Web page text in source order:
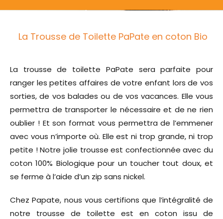
La Trousse de Toilette PaPate en coton Bio
La trousse de toilette PaPate sera parfaite pour
ranger les petites affaires de votre enfant lors de vos
sorties, de vos balades ou de vos vacances. Elle vous
permettra de transporter le nécessaire et de ne rien
oublier ! Et son format vous permettra de l’emmener
avec vous n’importe où. Elle est ni trop grande, ni trop
petite ! Notre jolie trousse est confectionnée avec du
coton 100% Biologique pour un toucher tout doux, et
se ferme à l’aide d’un zip sans nickel.
Chez Papate, nous vous certifions que l’intégralité de
notre trousse de toilette est en coton issu de